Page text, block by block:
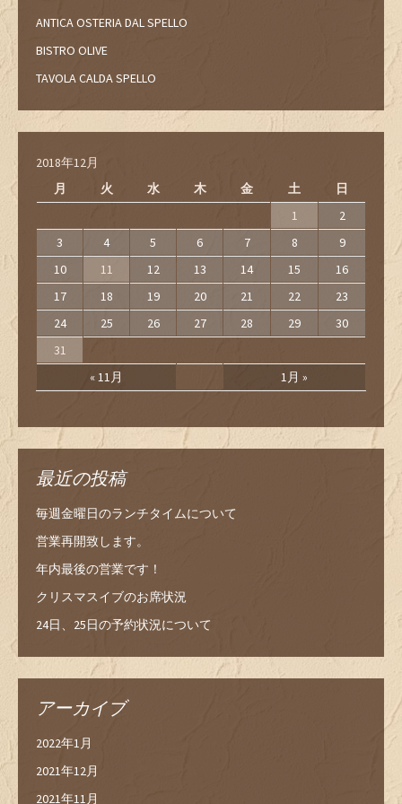
ANTICA OSTERIA DAL SPELLO
BISTRO OLIVE
TAVOLA CALDA SPELLO
2018年12月
月
火 水 木 金 土 日
« 11月 1月 »
1
2
3
4 5 6 7 8
9
10
11 12 13 14 15
16
17
18 19 20 21 22
23
24
25 26 27 28 29
30
31
最近の投稿
毎週金曜日のランチタイムについて
営業再開致します。
年内最後の営業です！
クリスマスイブのお席状況
24日、25日の予約状況について
アーカイブ
2022年1月
2021年12月
2021年11月